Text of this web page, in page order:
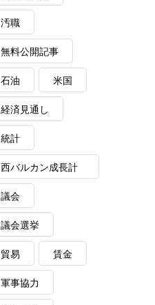
汚職
無料公開記事
石油 米国
経済見通し
統計
西バルカン成長計
画
議会
議会選挙
貿易 賃金
軍事協力